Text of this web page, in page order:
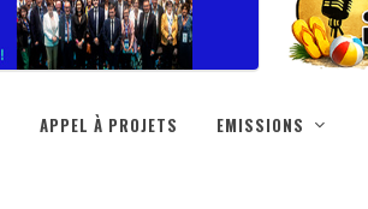
APPEL À PROJETS EMISSIONS